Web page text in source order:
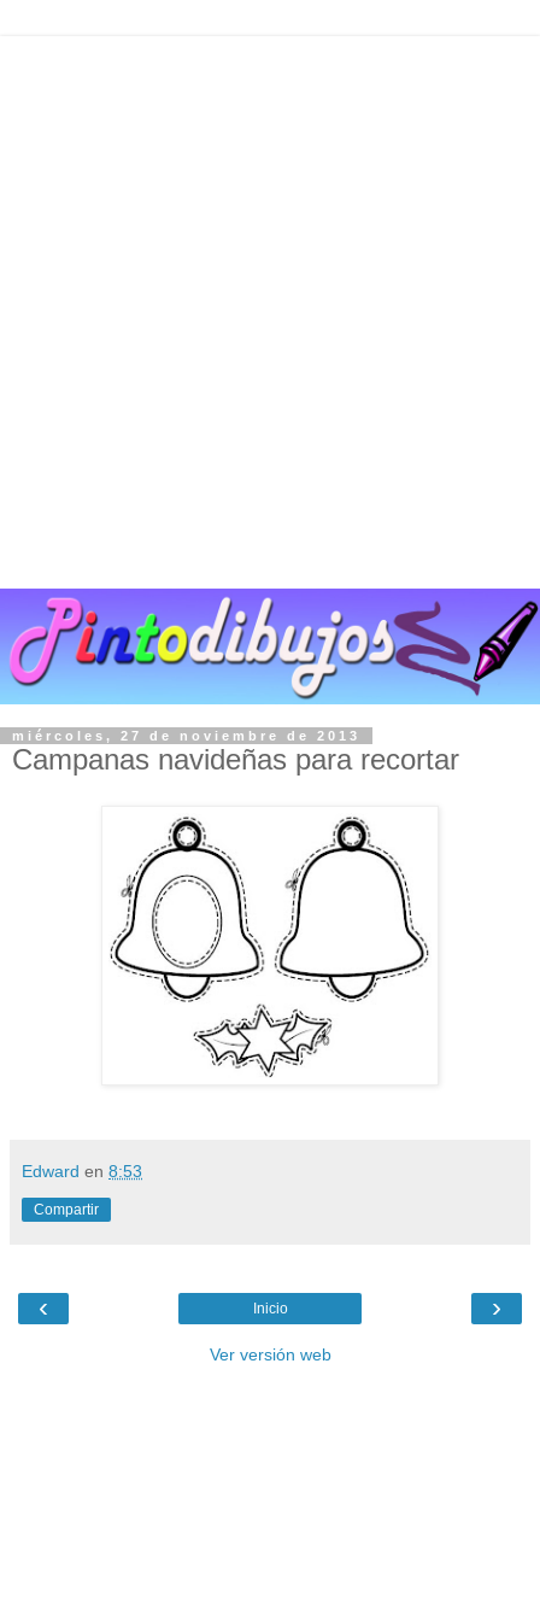
miércoles, 27 de noviembre de 2013
Campanas navideñas para recortar
Edward en 8:53
Compartir
‹ ›
Inicio
Ver versión web